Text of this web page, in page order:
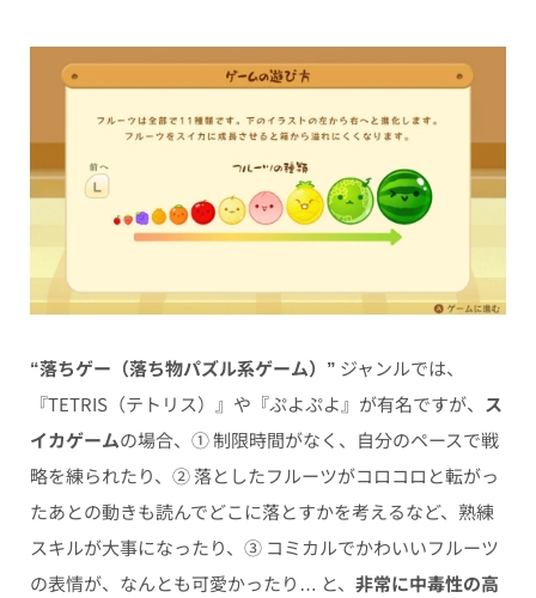
“落ちゲー（落ち物パズル系ゲーム）” ジャンルでは、
『TETRIS（テトリス）』や『ぷよぷよ』が有名ですが、 ス
イカゲームの場合、① 制限時間がなく、自分のペースで戦
略を練られたり、② 落としたフルーツがコロコロと転がっ
たあとの動きも読んでどこに落とすかを考えるなど、熟練
スキルが大事になったり、③ コミカルでかわいいフルーツ
の表情が、なんとも可愛かったり… と、 非常に中毒性の高